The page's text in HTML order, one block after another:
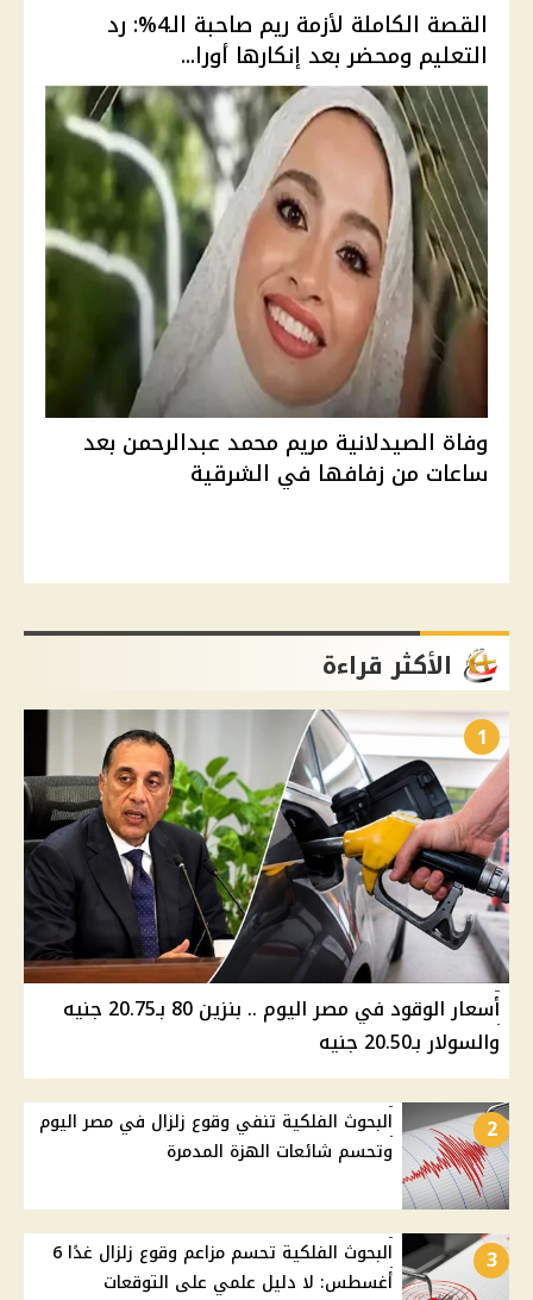
القصة الكاملة لأزمة ريم صاحبة الـ4%: رد
التعليم ومحضر بعد إنكارها أورا...
وفاة الصيدلانية مريم محمد عبدالرحمن بعد
ساعات من زفافها في الشرقية
الأكثر قراءة
1
أسعار الوقود في مصر اليوم .. بنزين 80 بـ20.75 جنيه
والسولار بـ20.50 جنيه
2
البحوث الفلكية تنفي وقوع زلزال في مصر اليوم
وتحسم شائعات الهزة المدمرة
3
البحوث الفلكية تحسم مزاعم وقوع زلزال غدًا 6
أغسطس: لا دليل علمي على التوقعات